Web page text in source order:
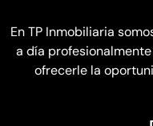
En TP Inmobiliaria
a día
ofrecerle la